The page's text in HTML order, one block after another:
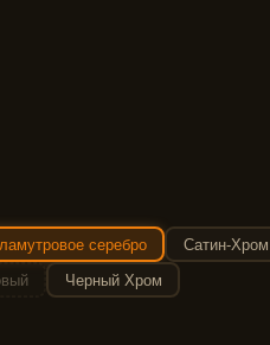
серебро Сатин-Хром
Черный Хром